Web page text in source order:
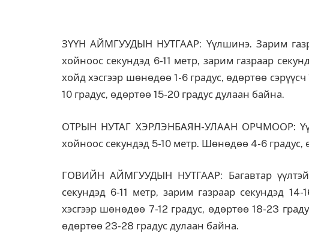
ЗҮҮН АЙМГУУДЫН НУТГААР: Үүлшинэ. Зарим
хойноос секундэд 6-11 метр, зарим газраар
хойд хэсгээр шөнөдөө 1-6 градус, өдөртөө
10 градус, өдөртөө 15-20 градус дулаан байна.
ОТРЫН НУТАГ ХЭРЛЭНБАЯН-УЛААН ОРЧМООР:
хойноос секундэд 5-10 метр. Шөнөдөө 4-6 градус,
ГОВИЙН АЙМГУУДЫН НУТГААР: Багавтар
секундэд 6-11 метр, зарим газраар секундэд
хэсгээр шөнөдөө 7-12 градус, өдөртөө 18-23
өдөртөө 23-28 градус дулаан байна.